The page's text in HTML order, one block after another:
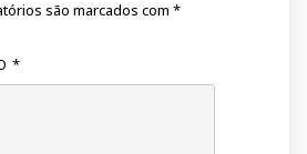
são marcados com *
*